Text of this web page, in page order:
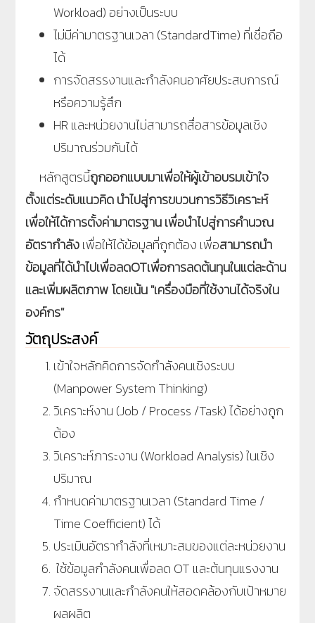
Workload) อย่างเป็นระบบ
ไม่มีค่ามาตรฐานเวลา (StandardTime) ที่เชื่อถือ
ได้
การจัดสรรงานและกำลังคนอาศัยประสบการณ์
หรือความรู้สึก
HR และหน่วยงานไม่สามารถสื่อสารข้อมูลเชิง
ปริมาณร่วมกันได้
หลักสูตรนี้ถูกออกแบบมาเพื่อให้ผู้เข้าอบรมเข้าใจ
ตั้งแต่ระดับแนวคิด นำไปสู่การขบวนการวิธีวิเคราะห์
เพื่อให้ได้การตั้งค่ามาตรฐาน เพื่อนำไปสู่การคำนวณ
อัตรากำลังเพื่อให้ได้ข้อมูลที่ถูกต้อง เพื่อสามารถนำ
ข้อมูลที่ได้นำไปเพื่อลดOTเพื่อการลดต้นทุนในแต่ละด้าน
และเพิ่มผลิตภาพ โดยเน้น "เครื่องมือที่ใช้งานได้จริงใน
องค์กร"
วัตถุประสงค์
เข้าใจหลักคิดการจัดกำลังคนเชิงระบบ
(Manpower System Thinking)
วิเคราะห์งาน (Job / Process /Task)ได้อย่างถูก
ต้อง
วิเคราะห์ภาระงาน (Workload Analysis)ในเชิง
ปริมาณ
กำหนดค่ามาตรฐานเวลา (Standard Time /
Time Coefficient)ได้
ประเมินอัตรากำลังที่เหมาะสมของแต่ละหน่วยงาน
ใช้ข้อมูลกำลังคนเพื่อลด OT และต้นทุนแรงงาน
จัดสรรงานและกำลังคนให้สอดคล้องกับเป้าหมาย
ผลผลิต